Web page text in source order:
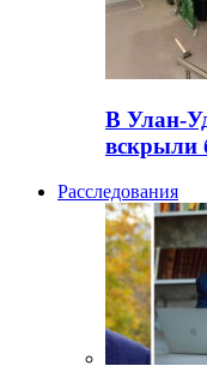
В Улан-
вскрыли
Расследования